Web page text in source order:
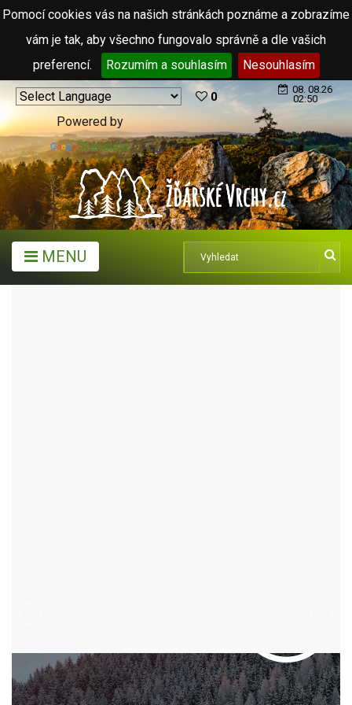
Pomocí cookies vás na našich stránkách poznáme a zobrazíme
vám je tak, aby všechno fungovalo správně a dle vašich
preferencí.
Rozumím a souhlasím Nesouhlasím
Powered by
Translate
0
08. 08.26
02:50
MENU